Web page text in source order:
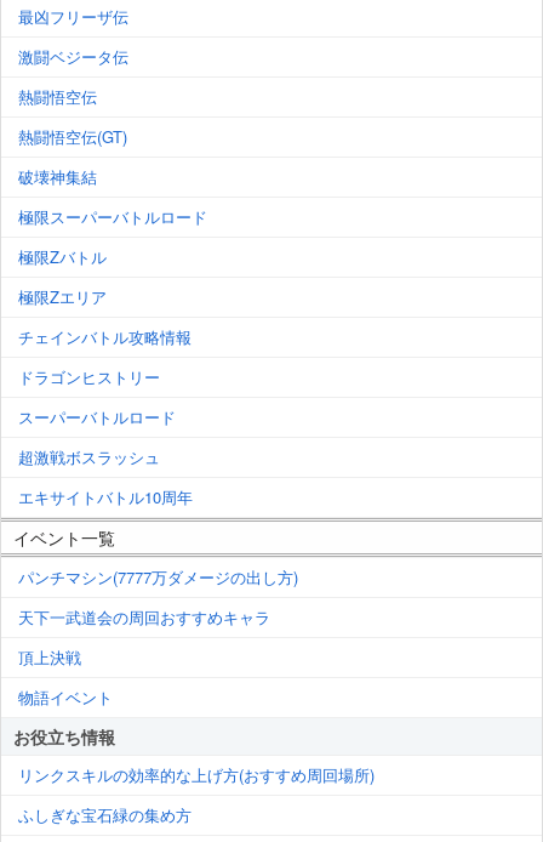
最凶フリーザ伝
激闘ベジータ伝
熱闘悟空伝
熱闘悟空伝(GT)
破壊神集結
極限スーパーバトルロード
極限Zバトル
極限Zエリア
チェインバトル攻略情報
ドラゴンヒストリー
スーパーバトルロード
超激戦ボスラッシュ
エキサイトバトル10周年
イベント一覧
パンチマシン(7777万ダメージの出し方)
天下一武道会の周回おすすめキャラ
頂上決戦
物語イベント
お役立ち情報
リンクスキルの効率的な上げ方(おすすめ周回場所)
ふしぎな宝石緑の集め方